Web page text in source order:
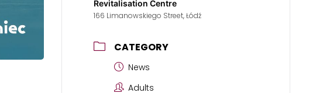
Revitalisation Centre
166 Limanowskiego Street, Łódź
CATEGORY
News
Adults